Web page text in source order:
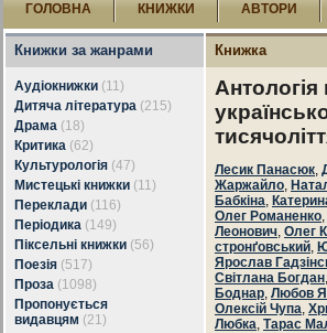
ГОЛОВНА КНИЖКИ АВТОРИ
Книжки за жанрами
Аудіокнижки (11)
Дитяча література (215)
Драма (18)
Критика (62)
Культурологія (47)
Мистецькі книжки (11)
Переклади (116)
Періодика (149)
Піксельні книжки (56)
Поезія (517)
Проза (1098)
Пропонується
видавцям (21)
Книжка
Лесик Панасюк,
Жаржайло,
Бабкіна,
Олег Романенко,
Леонович, Олег
стронґовський,
Ярослав
Світлана Богдан,
Боднар, Любов
Олексій Чупа,
Любка, Тарас